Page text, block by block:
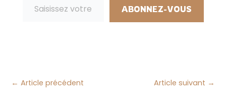
#saintvalentin Cela…
ABONNEZ-VOUS
← Article précédent Article suivant →